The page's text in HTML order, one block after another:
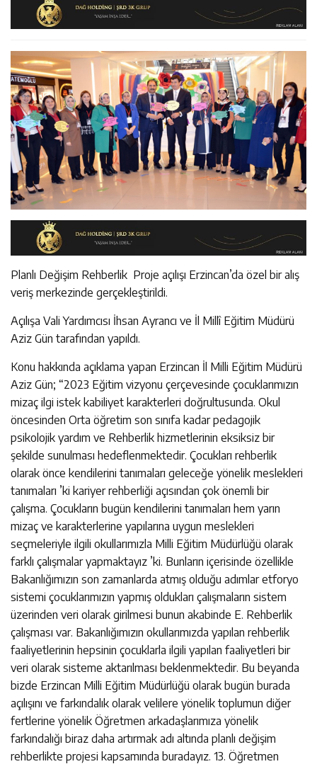
Kararında
Masaya Yatırıldı
16:40 Mustafa Sarıgül’den “Parti Değiştirdi” İddialarına Yanıt
Planlı Değişim Rehberlik Proje açılışı Erzincan’da özel bir alış
veriş merkezinde gerçekleştirildi.
Açılışa Vali Yardımcısı İhsan Ayrancı ve İl Millî Eğitim Müdürü
Aziz Gün tarafından yapıldı.
Konu hakkında açıklama yapan Erzincan İl Milli Eğitim Müdürü
Aziz Gün; “2023 Eğitim vizyonu çerçevesinde çocuklarımızın
mizaç ilgi istek kabiliyet karakterleri doğrultusunda. Okul
öncesinden Orta öğretim son sınıfa kadar pedagojik
psikolojik yardım ve Rehberlik hizmetlerinin eksiksiz bir
şekilde sunulması hedeflenmektedir. Çocukları rehberlik
olarak önce kendilerini tanımaları geleceğe yönelik meslekleri
tanımaları ’ki kariyer rehberliği açısından çok önemli bir
çalışma. Çocukların bugün kendilerini tanımaları hem yarın
mizaç ve karakterlerine yapılarına uygun meslekleri
seçmeleriyle ilgili okullarımızla Milli Eğitim Müdürlüğü olarak
farklı çalışmalar yapmaktayız ’ki. Bunların içerisinde özellikle
Bakanlığımızın son zamanlarda atmış olduğu adımlar etforyo
sistemi çocuklarımızın yapmış oldukları çalışmaların sistem
üzerinden veri olarak girilmesi bunun akabinde E. Rehberlik
çalışması var. Bakanlığımızın okullarımızda yapılan rehberlik
faaliyetlerinin hepsinin çocuklarla ilgili yapılan faaliyetleri bir
veri olarak sisteme aktarılması beklenmektedir. Bu beyanda
bizde Erzincan Milli Eğitim Müdürlüğü olarak bugün burada
açılışını ve farkındalık olarak velilere yönelik toplumun diğer
fertlerine yönelik Öğretmen arkadaşlarımıza yönelik
farkındalığı biraz daha artırmak adı altında planlı değişim
rehberlikte projesi kapsamında buradayız. 13. Öğretmen